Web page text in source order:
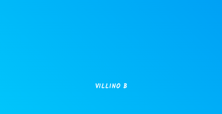
VILLINO B